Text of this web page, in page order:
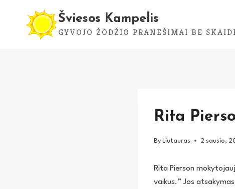
Šviesos Kampelis
GYVOJO ŽODŽIO PRANEŠIMAI BE
Rita
By Liutauras 2 sausio,
Rita Pierson
vaikus.” Jos